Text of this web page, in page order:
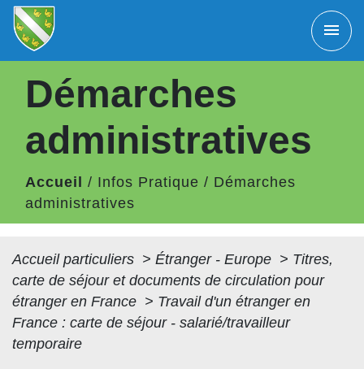
menu
Démarches
administratives
Accueil / Infos Pratique / Démarches
administratives
Accueil particuliers > Étranger - Europe > Titres,
carte de séjour et documents de circulation pour
étranger en France > Travail d'un étranger en
France : carte de séjour - salarié/travailleur
temporaire